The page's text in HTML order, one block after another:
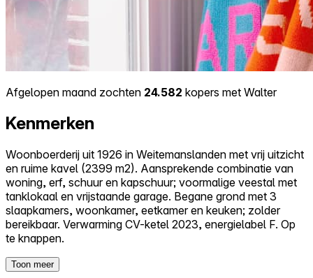
Afgelopen maand zochten 24.582 kopers met Walter
Kenmerken
Woonboerderij uit 1926 in Weitemanslanden met vrij uitzicht
en ruime kavel (2399 m2). Aansprekende combinatie van
woning, erf, schuur en kapschuur; voormalige veestal met
tanklokaal en vrijstaande garage. Begane grond met 3
slaapkamers, woonkamer, eetkamer en keuken; zolder
bereikbaar. Verwarming CV-ketel 2023, energielabel F. Op
te knappen.
Toon meer